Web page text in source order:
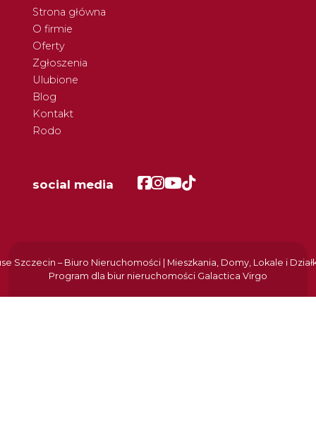
Strona główna
O firmie
Oferty
Zgłoszenia
Ulubione
Blog
Kontakt
Rodo
social media Facebook
Facebook
Facebook
Facebook
Szczecin – Biuro Nieruchomości | Mieszkania, Domy, Lokale i
Program dla biur nieruchomości Galactica Virgo